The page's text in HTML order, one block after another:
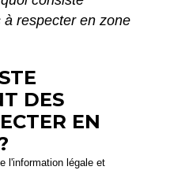
respecter en zone
DES
EN
l'information légale et